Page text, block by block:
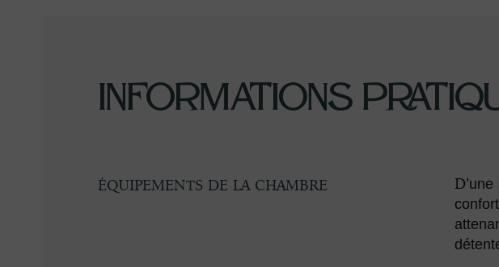
Informations
ÉQUIPEMENTS DE LA CHAMBRE